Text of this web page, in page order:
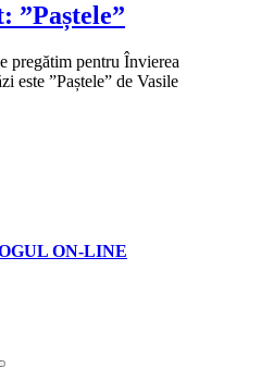
”Paștele”
pregătim pentru Învierea
este ”Paștele” de Vasile
ON-LINE